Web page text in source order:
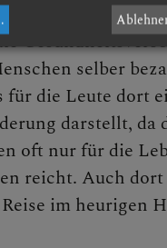
er über die
selber
für die Leute dort
darstellt, da
oft nur für die
reicht. Auch
im heurigen